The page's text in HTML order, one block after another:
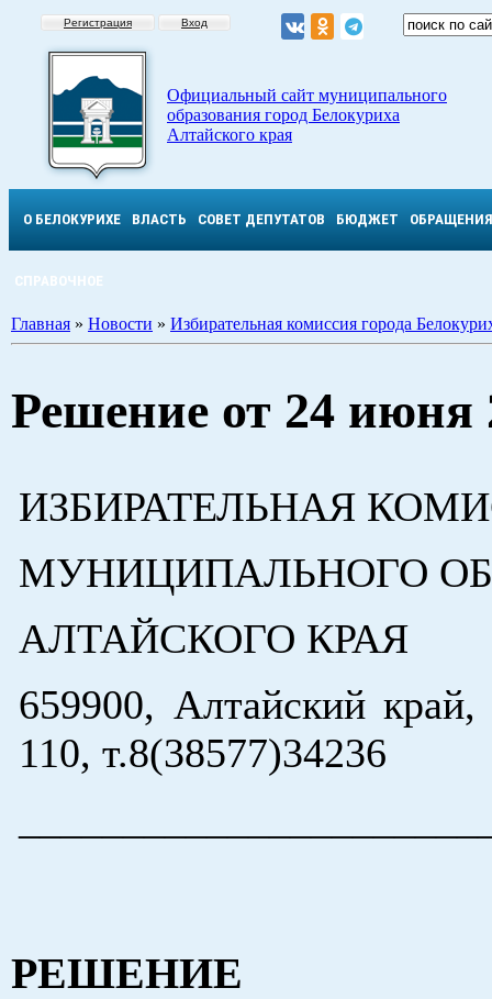
Регистрация Вход
Официальный сайт муниципального
образования город Белокуриха
Алтайского края
О БЕЛОКУРИХЕ ВЛАСТЬ СОВЕТ ДЕПУТАТОВ БЮДЖЕТ ОБРАЩЕНИЯ
СПРАВОЧНОЕ
Главная » Новости » Избирательная комиссия города
Решение от 24 июня
ИЗБИРАТЕЛЬНАЯ
МУНИЦИПАЛЬНОГО
АЛТАЙСКОГО КРАЯ
659900, Алтайский
110, т.8(38577)34236
РЕШЕНИЕ